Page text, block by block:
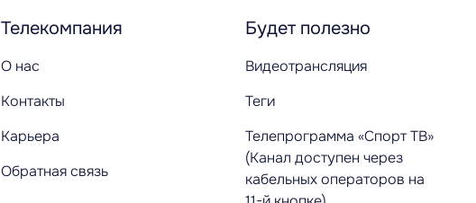
Телекомпания
О нас
Контакты
Карьера
Обратная связь
Будет полезно
Видеотрансляция
Теги
Телепрограмма «Спорт ТВ»
(Канал доступен через
кабельных операторов на